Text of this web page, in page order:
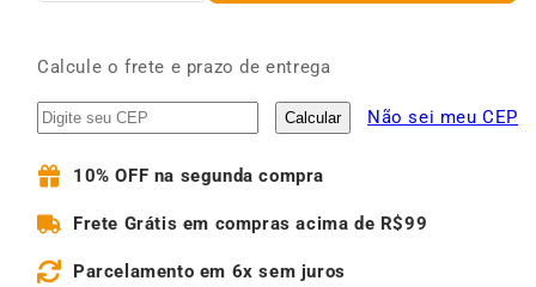
de
50
Alfinetes
Quadro
de
Avisos
Feltro
de
Alfinetes
Quadro
Avisos
Feltro
Calcule o frete e prazo de entrega
Calcular Não sei meu CEP
10% OFF na segunda compra
Frete Grátis em compras acima de R$99
Parcelamento em 6x sem juros